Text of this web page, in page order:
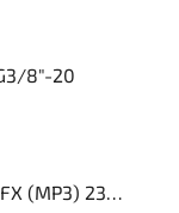
8"-20
peristaltické čerpadlo IPS3 FX (MP3) 230Vac